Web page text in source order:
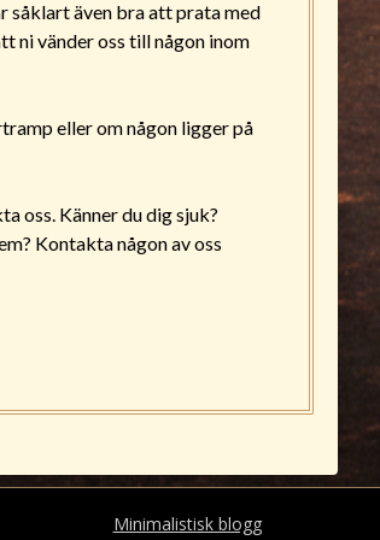
såklart även bra att prata med
ni vänder oss till någon inom
eller om någon ligger på
oss. Känner du dig sjuk?
Kontakta någon av oss
Minimalistisk bloggWordPress-